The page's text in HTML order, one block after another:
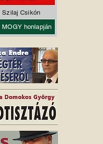
Szilaj Csikón
MOGY honlapján